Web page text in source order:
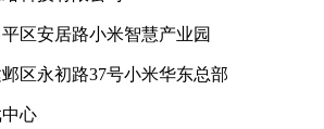
区安居路小米智慧产业园
区永初路37号小米华东总部
心